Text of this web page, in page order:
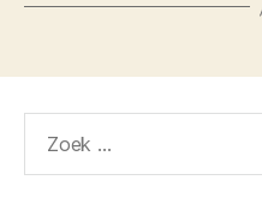
naar: